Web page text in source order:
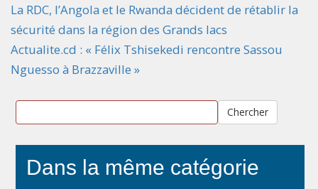
La RDC, l’Angola et le Rwanda décident de rétablir la
sécurité dans la région des Grands lacs
Actualite.cd : « Félix Tshisekedi rencontre Sassou
Nguesso à Brazzaville »
Chercher
Dans la même catégorie